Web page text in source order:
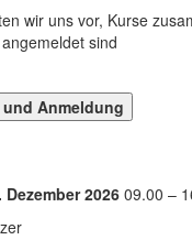
wir uns vor, Kurse
sind
Anmeldung
2026 09.00 –